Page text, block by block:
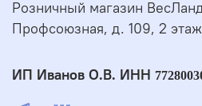
Розничный магазин
Профсоюзная, д. 109, 2
ИП Иванов О.В. ИНН